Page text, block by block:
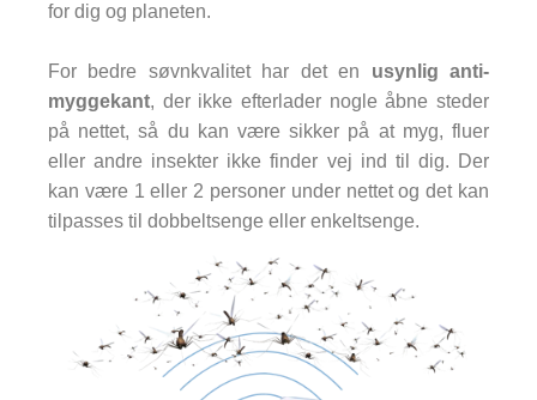
for dig og planeten.
For bedre søvnkvalitet har det en usynlig anti-
myggekant, der ikke efterlader nogle åbne steder
på nettet, så du kan være sikker på at myg, fluer
eller andre insekter ikke finder vej ind til dig. Der
kan være 1 eller 2 personer under nettet og det kan
tilpasses til dobbeltsenge eller enkeltsenge.